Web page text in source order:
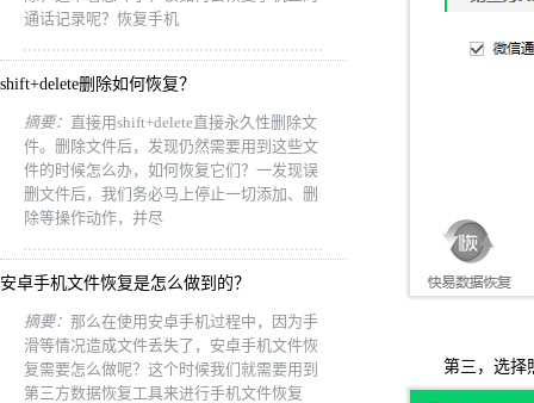
通话记录呢？恢复手机
shift+delete删除如何恢复？
摘要： 直接用shift+delete直接永久性删除文
件。删除文件后，发现仍然需要用到这些文
件的时候怎么办，如何恢复它们？一发现误
删文件后，我们务必马上停止一切添加、删
除等操作动作，并尽
安卓手机文件恢复是怎么做到的？
摘要： 那么在使用安卓手机过程中，因为手
滑等情况造成文件丢失了，安卓手机文件恢
复需要怎么做呢？这个时候我们就需要用到
第三方数据恢复工具来进行手机文件恢复
第三，选择照